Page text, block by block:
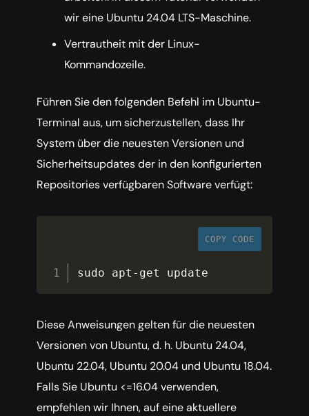
wir eine Ubuntu 24.04 LTS-Maschine.
Vertrautheit mit der Linux-
Kommandozeile.
Führen Sie den folgenden Befehl im Ubuntu-
Terminal aus, um sicherzustellen, dass Ihr
System über die neuesten Versionen und
Sicherheitsupdates der in den konfigurierten
Repositories verfügbaren Software verfügt:
COPY CODE
sudo apt - get update
Diese Anweisungen gelten für die neuesten
Versionen von Ubuntu, d. h. Ubuntu 24.04,
Ubuntu 22.04, Ubuntu 20.04 und Ubuntu 18.04.
Falls Sie Ubuntu <=16.04 verwenden,
empfehlen wir Ihnen, auf eine aktuellere